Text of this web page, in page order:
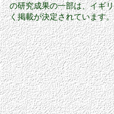
の研究成果の一部は、イギ
く掲載が決定されていま